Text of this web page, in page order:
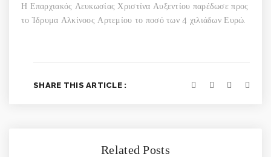
Η Επαρχιακός Λευκωσίας Χριστίνα Αυξεντίου παρέδωσε προς
το Ίδρυμα Αλκίνοος Αρτεμίου το ποσό των 4 χιλιάδων Ευρώ.
SHARE THIS ARTICLE :
Related Posts